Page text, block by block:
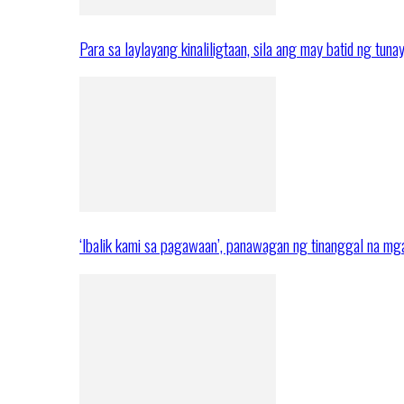
Para sa laylayang kinaliligtaan, sila ang may batid ng
‘Ibalik kami sa pagawaan’, panawagan ng tinanggal na